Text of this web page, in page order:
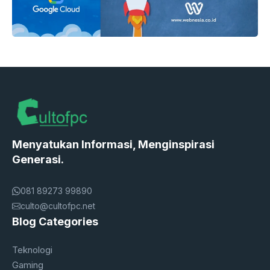
Menyatukan Informasi, Menginspirasi
Generasi.
081 89273 99890
culto@cultofpc.net
Blog Categories
Teknologi
Gaming